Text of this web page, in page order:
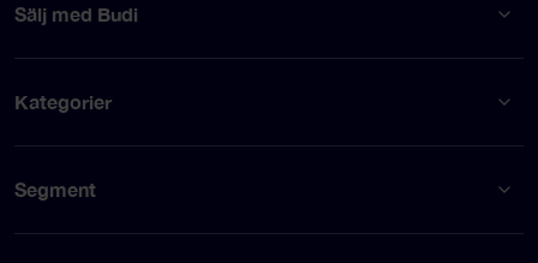
Sälj med Budi
Kategorier
Segment